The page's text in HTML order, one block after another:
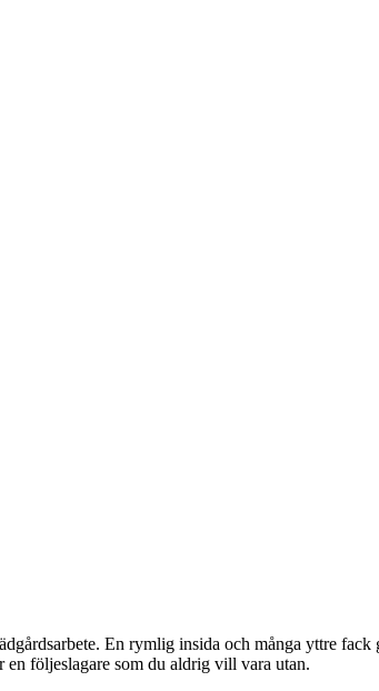
En rymlig insida och många yttre
en följeslagare som du aldrig vill vara utan.